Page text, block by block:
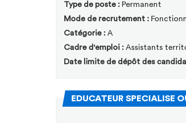
Type de poste : Permanent
Mode de recrutement :
Catégorie : A
Cadre d'emploi : Assistants
Date limite de dépôt des
EDUCATEUR SPECIALISE